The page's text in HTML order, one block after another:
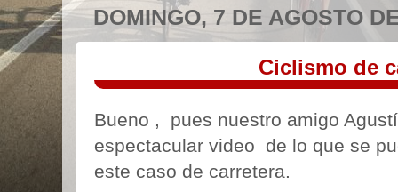
DOMINGO, 7 DE AGOSTO
Ciclismo de
Bueno , pues nuestro amigo
espectacular video de lo que se
este caso de carretera.